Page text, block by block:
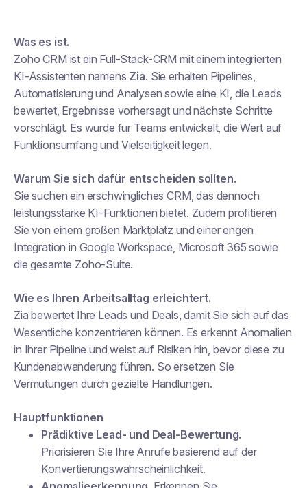
Was es ist.
Zoho CRM ist ein Full-Stack-CRM mit einem integrierten
KI-Assistenten namens Zia. Sie erhalten Pipelines,
Automatisierung und Analysen sowie eine KI, die Leads
bewertet, Ergebnisse vorhersagt und nächste Schritte
vorschlägt. Es wurde für Teams entwickelt, die Wert auf
Funktionsumfang und Vielseitigkeit legen.
Warum Sie sich dafür entscheiden sollten.
Sie suchen ein erschwingliches CRM, das dennoch
leistungsstarke KI-Funktionen bietet. Zudem profitieren
Sie von einem großen Marktplatz und einer engen
Integration in Google Workspace, Microsoft 365 sowie
die gesamte Zoho-Suite.
Wie es Ihren Arbeitsalltag erleichtert.
Zia bewertet Ihre Leads und Deals, damit Sie sich auf das
Wesentliche konzentrieren können. Es erkennt Anomalien
in Ihrer Pipeline und weist auf Risiken hin, bevor diese zu
Kundenabwanderung führen. So ersetzen Sie
Vermutungen durch gezielte Handlungen.
Hauptfunktionen
Prädiktive Lead- und Deal-Bewertung.
Priorisieren Sie Ihre Anrufe basierend auf der
Konvertierungswahrscheinlichkeit.